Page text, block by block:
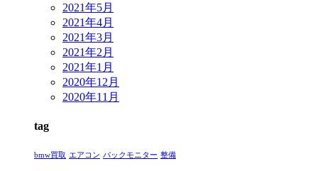
2021年5月
2021年4月
2021年3月
2021年2月
2021年1月
2020年12月
2020年11月
tag
bmw買取 エアコン バックモニター 整備